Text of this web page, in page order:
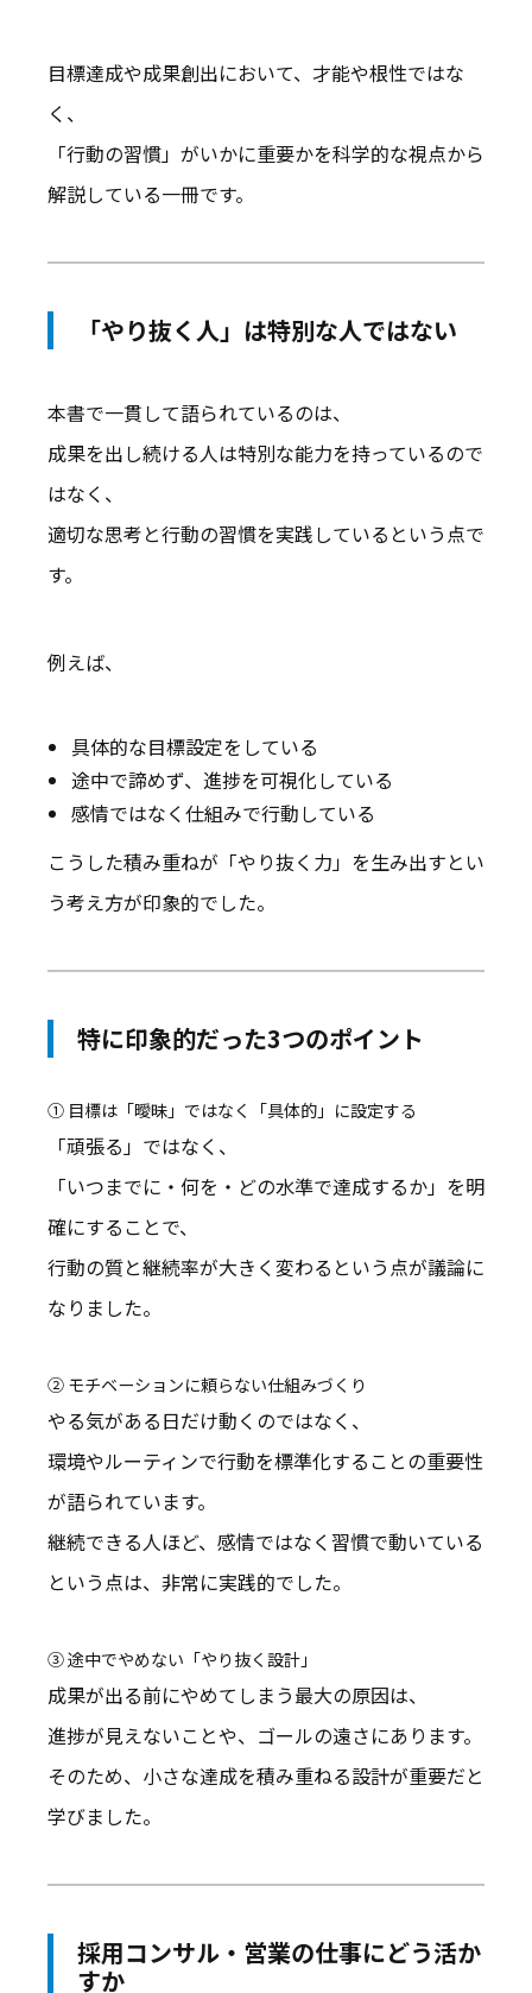
目標達成や成果創出において、才能や根性ではな
く、
「行動の習慣」がいかに重要かを科学的な視点から
解説している一冊です。
「やり抜く人」は特別な人ではない
本書で一貫して語られているのは、
成果を出し続ける人は特別な能力を持っているので
はなく、
適切な思考と行動の習慣を実践しているという点で
す。
例えば、
具体的な目標設定をしている
途中で諦めず、進捗を可視化している
感情ではなく仕組みで行動している
こうした積み重ねが「やり抜く力」を生み出すとい
う考え方が印象的でした。
特に印象的だった3つのポイント
① 目標は「曖昧」ではなく「具体的」に設定する
「頑張る」ではなく、
「いつまでに・何を・どの水準で達成するか」を明
確にすることで、
行動の質と継続率が大きく変わるという点が議論に
なりました。
② モチベーションに頼らない仕組みづくり
やる気がある日だけ動くのではなく、
環境やルーティンで行動を標準化することの重要性
が語られています。
継続できる人ほど、感情ではなく習慣で動いている
という点は、非常に実践的でした。
③ 途中でやめない「やり抜く設計」
成果が出る前にやめてしまう最大の原因は、
進捗が見えないことや、ゴールの遠さにあります。
そのため、小さな達成を積み重ねる設計が重要だと
学びました。
採用コンサル・営業の仕事にどう活か
すか